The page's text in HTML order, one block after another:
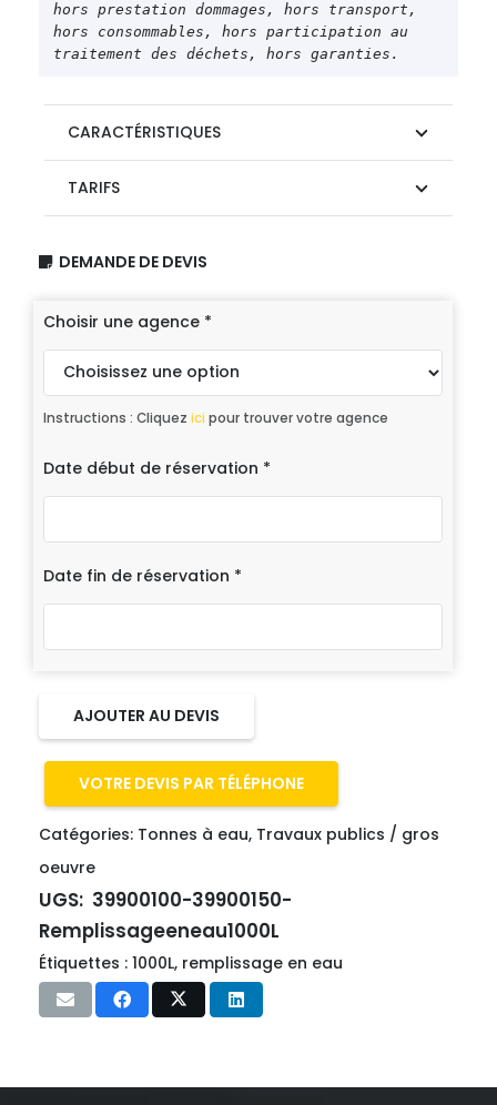
hors prestation dommages, hors transport,
hors consommables, hors participation au
traitement des déchets, hors garanties.
CARACTÉRISTIQUES
TARIFS
DEMANDE DE DEVIS
Choisir une agence *
Instructions : Cliquez ici pour trouver votre agence
Date début de réservation *
Date fin de réservation *
AJOUTER AU DEVIS
VOTRE DEVIS PAR TÉLÉPHONE
Catégories: Tonnes à eau, Travaux publics / gros
oeuvre
UGS: 39900100-39900150-
Remplissageeneau1000L
Étiquettes : 1000L, remplissage en eau